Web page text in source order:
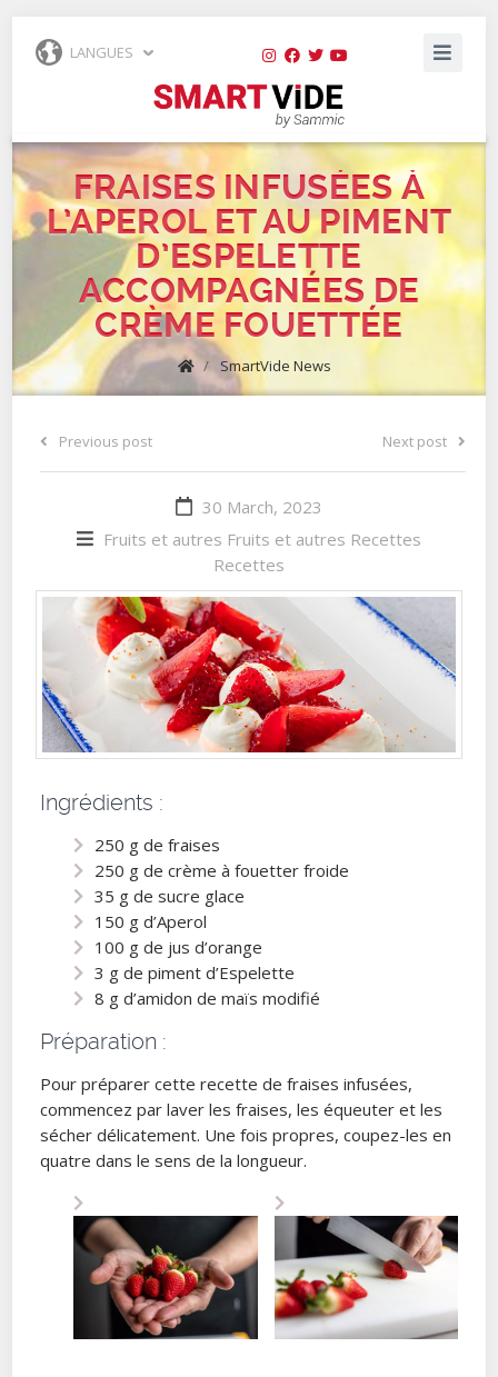
LANGUES
FRAISES INFUSÉES À
L’APEROL ET AU PIMENT
D’ESPELETTE
ACCOMPAGNÉES DE
CRÈME FOUETTÉE
/ SmartVide News
Previous post Next post
30 March, 2023
Fruits et autres Fruits et autres Recettes
Recettes
Ingrédients :
250 g de fraises
250 g de crème à fouetter froide
35 g de sucre glace
150 g d’Aperol
100 g de jus d’orange
3 g de piment d’Espelette
8 g d’amidon de maïs modifié
Préparation :
Pour préparer cette recette de fraises infusées,
commencez par laver les fraises, les équeuter et les
sécher délicatement. Une fois propres, coupez-les en
quatre dans le sens de la longueur.